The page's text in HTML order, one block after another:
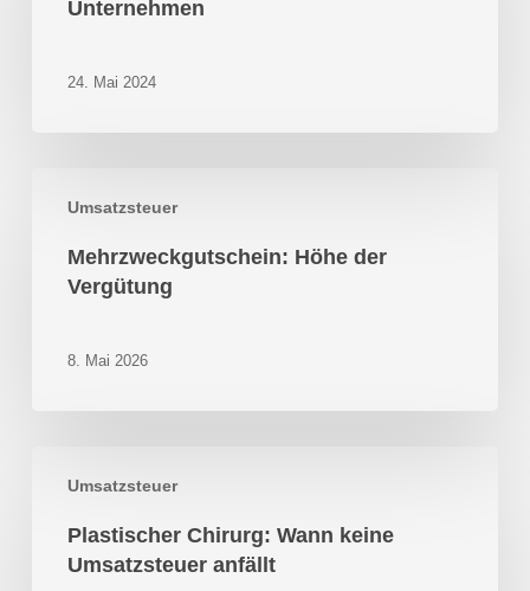
Unternehmen
24. Mai 2024
Umsatzsteuer
Höhe
Vergütung
Mehrzweckgutschein: Höhe der
Vergütung
8. Mai 2026
Umsatzsteuer
Chirurg:
keine
Umsatzsteuer
Plastischer Chirurg: Wann keine
Umsatzsteuer anfällt